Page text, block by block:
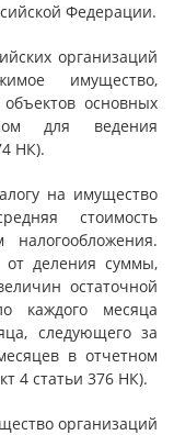
Федерации.
организаций
имущество,
основных
для ведения
НК).
на имущество
стоимость
налогообложения.
от деления суммы,
остаточной
каждого месяца
следующего за
в отчетном
4 статьи 376 НК).
организаций